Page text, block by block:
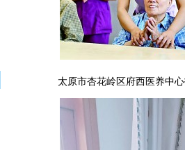
太原市杏花岭区府西医养中